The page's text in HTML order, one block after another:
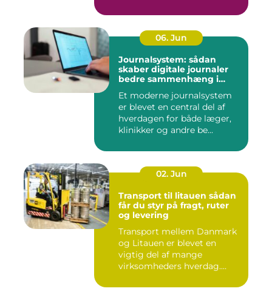
06. Jun
Journalsystem: sådan
skaber digitale journaler
bedre sammenhæng i
Et moderne journalsystem
er blevet en central del af
hverdagen for både læger,
klinikker og andre be...
02. Jun
Transport til litauen sådan
får du styr på fragt, ruter
og levering
Transport mellem Danmark
og Litauen er blevet en
vigtig del af mange
virksomheders hverdag.